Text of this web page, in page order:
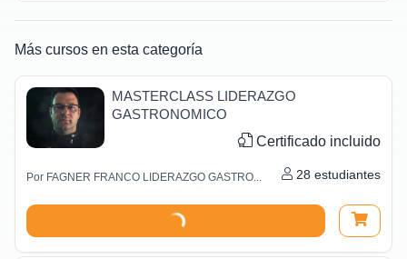
Más cursos en esta categoría
MASTERCLASS LIDERAZGO
GASTRONOMICO
Certificado incluido
Por FAGNER FRANCO LIDERAZGO GASTRO... 28 estudiantes